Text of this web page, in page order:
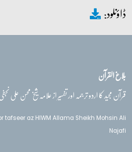
ڈاؤنلود:
بلاغ القرآن
قرآن مجید کا اردو ترجمہ اور تفسیر از علامہ شیخ محسن علی
tafseer az HIWM Allama Sheikh Mohsin Ali
Najafi